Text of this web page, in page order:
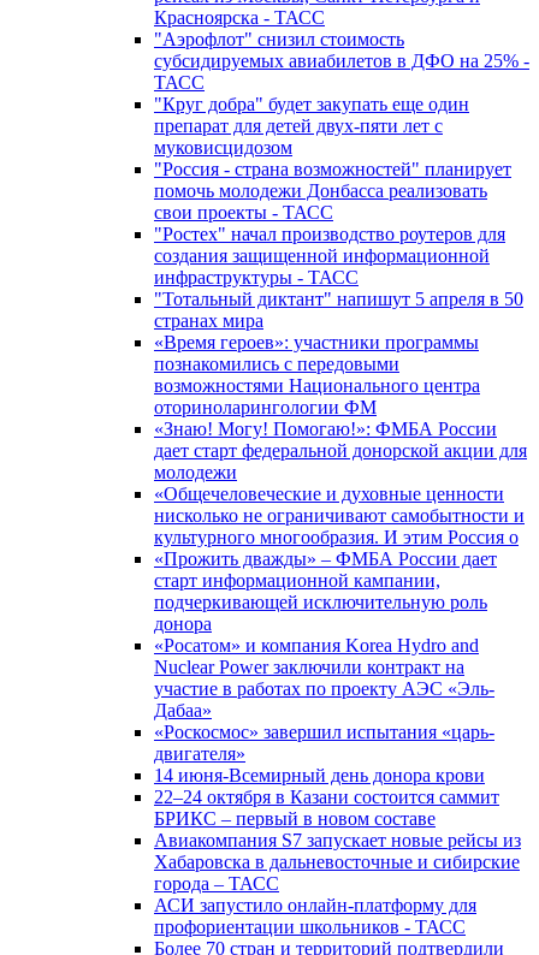
Красноярска - ТАСС
"Аэрофлот" снизил стоимость
субсидируемых авиабилетов в ДФО на 25% -
ТАСС
"Круг добра" будет закупать еще один
препарат для детей двух-пяти лет с
муковисцидозом
"Россия - страна возможностей" планирует
помочь молодежи Донбасса реализовать
свои проекты - ТАСС
"Ростех" начал производство роутеров для
создания защищенной информационной
инфраструктуры - ТАСС
"Тотальный диктант" напишут 5 апреля в 50
странах мира
«Время героев»: участники программы
познакомились с передовыми
возможностями Национального центра
оториноларингологии ФМ
«Знаю! Могу! Помогаю!»: ФМБА России
дает старт федеральной донорской акции для
молодежи
«Общечеловеческие и духовные ценности
нисколько не ограничивают самобытности и
культурного многообразия. И этим Россия о
«Прожить дважды» – ФМБА России дает
старт информационной кампании,
подчеркивающей исключительную роль
донора
«Росатом» и компания Korea Hydro and
Nuclear Power заключили контракт на
участие в работах по проекту АЭС «Эль-
Дабаа»
«Роскосмос» завершил испытания «царь-
двигателя»
14 июня-Всемирный день донора крови
22–24 октября в Казани состоится саммит
БРИКС – первый в новом составе
Авиакомпания S7 запускает новые рейсы из
Хабаровска в дальневосточные и сибирские
города – ТАСС
АСИ запустило онлайн-платформу для
профориентации школьников - ТАСС
Более 70 стран и территорий подтвердили